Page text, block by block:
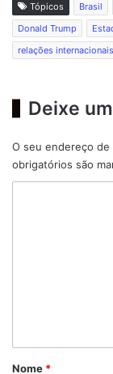
Tópicos Brasil
Donald Trump
relações internacionais
Deixe
O seu endereço de
obrigatórios são
rNome *